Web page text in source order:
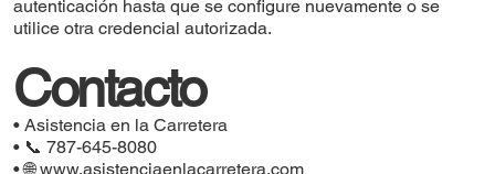
autenticación hasta que se configure nuevamente o se
utilice otra credencial autorizada.
Contacto
• Asistencia en la Carretera
• 📞 787-645-8080
• 🌐www.asistenciaenlacarretera.com